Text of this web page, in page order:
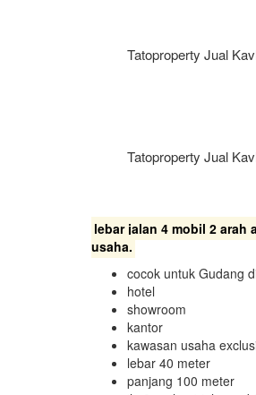
Tatoproperty Jual
Tatoproperty Jual
lebar jalan 4 mobil 2 arah
usaha.
cocok untuk Gudang
hotel
showroom
kantor
kawasan usaha
lebar 40 meter
panjang 100 meter